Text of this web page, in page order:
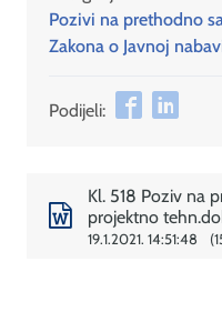
Pozivi na prethodno
Zakona o Javnoj
Podijeli:
Kl. 518 Poziv na
projektno
19.1.2021. 14:51:48